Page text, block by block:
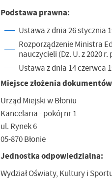
Podstawa prawna:
Ustawa z dnia 26 stycznia
Rozporządzenie Ministra
nauczycieli (Dz. U. z 2020 r.
Ustawa z dnia 14 czerwca
Miejsce złożenia
Urząd Miejski w Błoniu
Kancelaria - pokój nr 1
ul. Rynek 6
05-870 Błonie
Jednostka odpowiedzialna:
Wydział Oświaty, Kultury i